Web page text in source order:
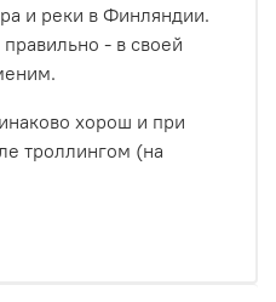
и реки в Финляндии.
- в своей
хорош и при
троллингом (на